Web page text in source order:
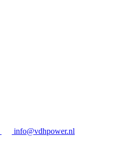
info@vdhpower.nl